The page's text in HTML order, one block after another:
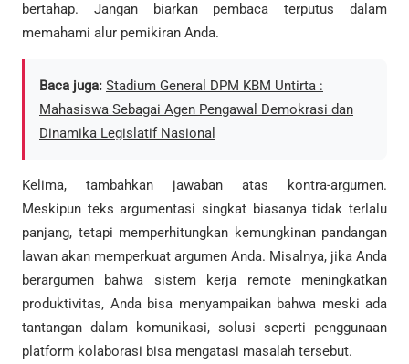
bertahap. Jangan biarkan pembaca terputus dalam
memahami alur pemikiran Anda.
Baca juga: Stadium General DPM KBM Untirta :
Mahasiswa Sebagai Agen Pengawal Demokrasi dan
Dinamika Legislatif Nasional
Kelima, tambahkan jawaban atas kontra-argumen.
Meskipun teks argumentasi singkat biasanya tidak terlalu
panjang, tetapi memperhitungkan kemungkinan pandangan
lawan akan memperkuat argumen Anda. Misalnya, jika Anda
berargumen bahwa sistem kerja remote meningkatkan
produktivitas, Anda bisa menyampaikan bahwa meski ada
tantangan dalam komunikasi, solusi seperti penggunaan
platform kolaborasi bisa mengatasi masalah tersebut.